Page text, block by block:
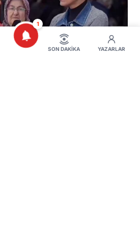
1
SON DAKIKA YAZARLAR